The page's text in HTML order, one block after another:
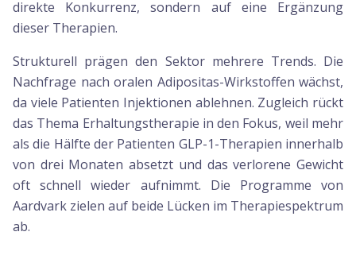
direkte Konkurrenz, sondern auf eine Ergänzung
dieser Therapien.
Strukturell prägen den Sektor mehrere Trends. Die
Nachfrage nach oralen Adipositas-Wirkstoffen wächst,
da viele Patienten Injektionen ablehnen. Zugleich rückt
das Thema Erhaltungstherapie in den Fokus, weil mehr
als die Hälfte der Patienten GLP-1-Therapien innerhalb
von drei Monaten absetzt und das verlorene Gewicht
oft schnell wieder aufnimmt. Die Programme von
Aardvark zielen auf beide Lücken im Therapiespektrum
ab.